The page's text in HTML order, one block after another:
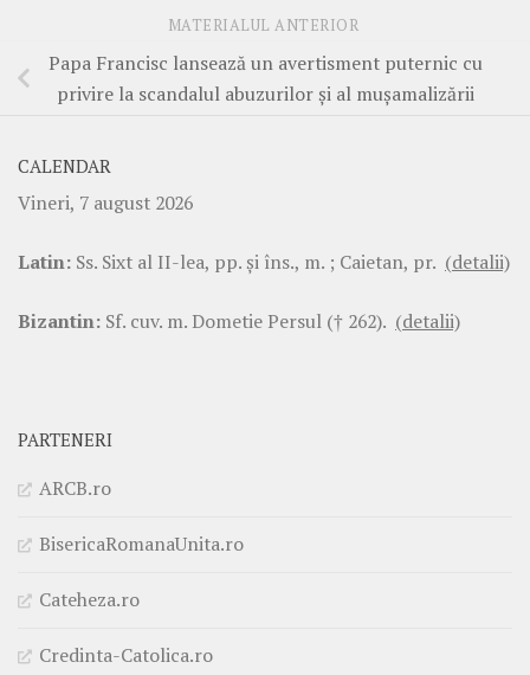
MATERIALUL ANTERIOR
Papa Francisc lansează un avertisment puternic cu
privire la scandalul abuzurilor și al mușamalizării
CALENDAR
Vineri, 7 august 2026
Latin: Ss. Sixt al II-lea, pp. şi îns., m. ; Caietan, pr. (detalii)
Bizantin: Sf. cuv. m. Dometie Persul († 262). (detalii)
PARTENERI
ARCB.ro
BisericaRomanaUnita.ro
Cateheza.ro
Credinta-Catolica.ro